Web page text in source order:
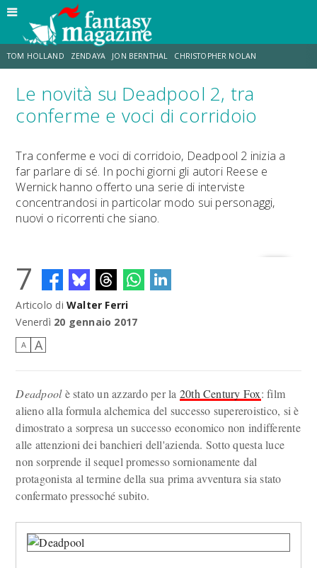
TOM HOLLAND ZENDAYA JON BERNTHAL CHRISTOPHER NOLAN
STRANIMONDI LUCCA COMICS & GAMES ODISSEA MARK RUFFALO
Le novità su Deadpool 2, tra
conferme e voci di corridoio
Tra conferme e voci di corridoio, Deadpool 2 inizia a
far parlare di sé. In pochi giorni gli autori Reese e
Wernick hanno offerto una serie di interviste
concentrandosi in particolar modo sui personaggi,
nuovi o ricorrenti che siano.
7
Articolo di Walter Ferri
Venerdì 20 gennaio 2017
A A
Deadpoolè stato un azzardo per la 20th Century Fox: film
alieno alla formula alchemica del successo supereroistico, si è
dimostrato a sorpresa un successo economico non indifferente
alle attenzioni dei banchieri dell'azienda. Sotto questa luce
non sorprende il sequel promesso sornionamente dal
protagonista al termine della sua prima avventura sia stato
confermato pressoché subito.